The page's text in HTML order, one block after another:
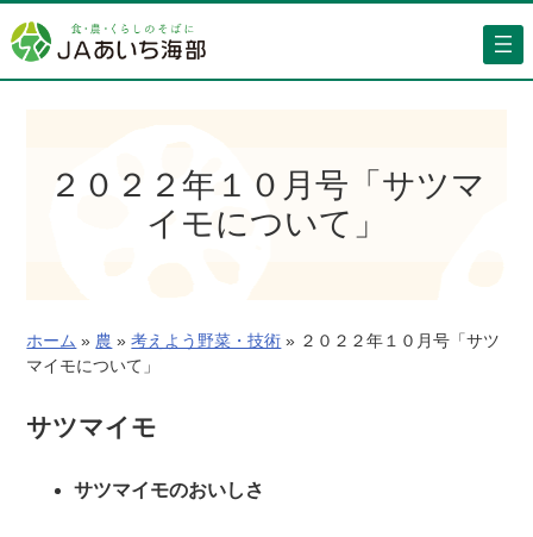
容
を
２０２２年１０月号「サツマ
イモについて」
ホーム » 農 » 考えよう野菜・技術 » ２０２２年１０月号「サツ
マイモについて」
サツマイモ
サツマイモのおいしさ